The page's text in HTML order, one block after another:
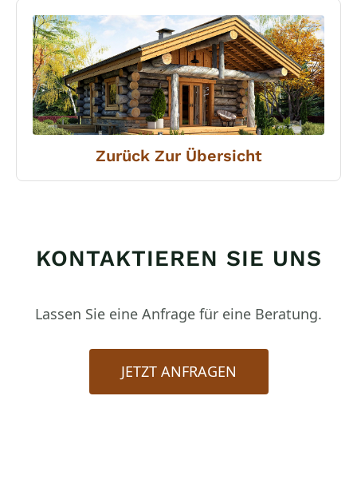
Zurück Zur Übersicht
KONTAKTIEREN SIE UNS
Lassen Sie eine Anfrage für eine Beratung.
JETZT ANFRAGEN